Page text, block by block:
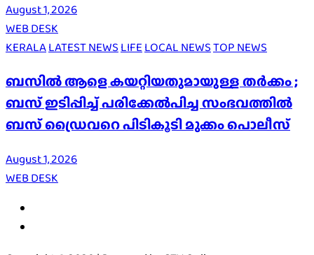
August 1, 2026
WEB DESK
KERALALATEST NEWSLIFELOCAL NEWSTOP NEWS
ബസിൽ ആളെ കയറ്റിയതുമായുള്ള തർക്കം ;
ബസ് ഇടിപ്പിച്ച് പരിക്കേൽപിച്ച സംഭവത്തിൽ
ബസ് ഡ്രൈവറെ പിടികൂടി മുക്കം പൊലീസ്
August 1, 2026
WEB DESK